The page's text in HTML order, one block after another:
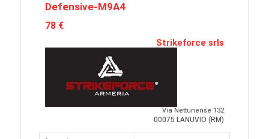
Defensive-M9A4
78 €
Strikeforce srls
Via Nettunense 132
00075 LANUVIO (RM)